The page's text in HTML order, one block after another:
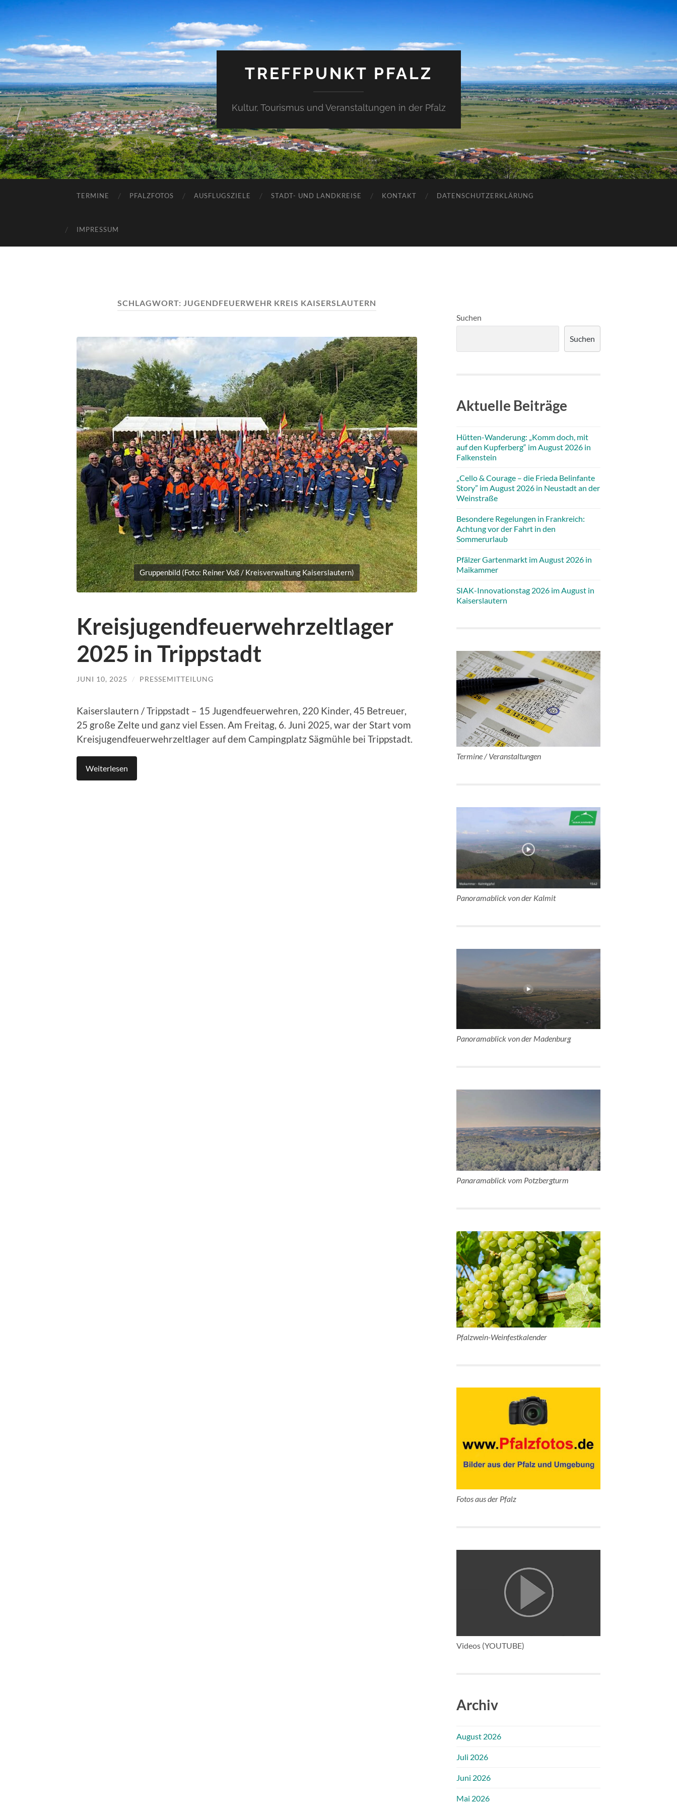
TREFFPUNKT PFALZ
Kultur, Tourismus und Veranstaltungen in der Pfalz
TERMINE PFALZFOTOS AUSFLUGSZIELE STADT- UND LANDKREISE KONTAKT DATENSCHUTZERKLÄRUNG
IMPRESSUM
SCHLAGWORT: JUGENDFEUERWEHR KREIS KAISERSLAUTERN
Gruppenbild (Foto: Reiner Voß / Kreisverwaltung Kaiserslautern)
Kreisjugendfeuerwehrzeltlager
2025 in Trippstadt
JUNI 10, 2025 / PRESSEMITTEILUNG
Kaiserslautern / Trippstadt – 15 Jugendfeuerwehren, 220 Kinder, 45 Betreuer,
25 große Zelte und ganz viel Essen. Am Freitag, 6. Juni 2025, war der Start vom
Kreisjugendfeuerwehrzeltlager auf dem Campingplatz Sägmühle bei Trippstadt.
Weiterlesen
Suchen
Suchen
Aktuelle Beiträge
Hütten-Wanderung: „Komm doch, mit
auf den Kupferberg“ im August 2026 in
Falkenstein
„Cello & Courage – die Frieda Belinfante
Story” im August 2026 in Neustadt an der
Weinstraße
Besondere Regelungen in Frankreich:
Achtung vor der Fahrt in den
Sommerurlaub
Pfälzer Gartenmarkt im August 2026 in
Maikammer
SIAK-Innovationstag 2026 im August in
Kaiserslautern
Termine / Veranstaltungen
Panoramablick von der Kalmit
Panoramablick von der Madenburg
Panaramablick vom Potzbergturm
Pfalzwein-Weinfestkalender
Fotos aus der Pfalz
Videos (YOUTUBE)
Archiv
August 2026
Juli 2026
Juni 2026
Mai 2026